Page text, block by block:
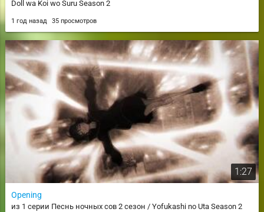
Doll wa Koi wo Suru Season 2
1 год назад 35 просмотров
1:27
Opening
из 1 серии Песнь ночных сов 2 сезон / Yofukashi no Uta Season 2